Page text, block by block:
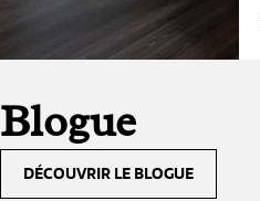
Blogue
DÉCOUVRIR LE BLOGUE